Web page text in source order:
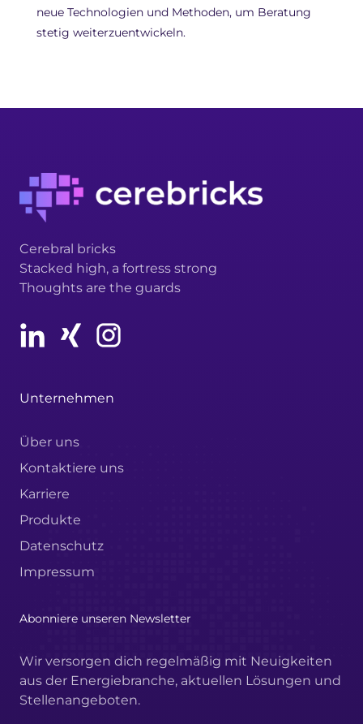
neue Technologien und Methoden, um Beratung
stetig weiterzuentwickeln.
Cerebral bricks
Stacked high, a fortress strong
Thoughts are the guards
Unternehmen
Über uns
Kontaktiere uns
Karriere
Produkte
Datenschutz
Impressum
Abonniere unseren Newsletter
Wir versorgen dich regelmäßig mit Neuigkeiten
aus der Energiebranche, aktuellen Lösungen und
Stellenangeboten.